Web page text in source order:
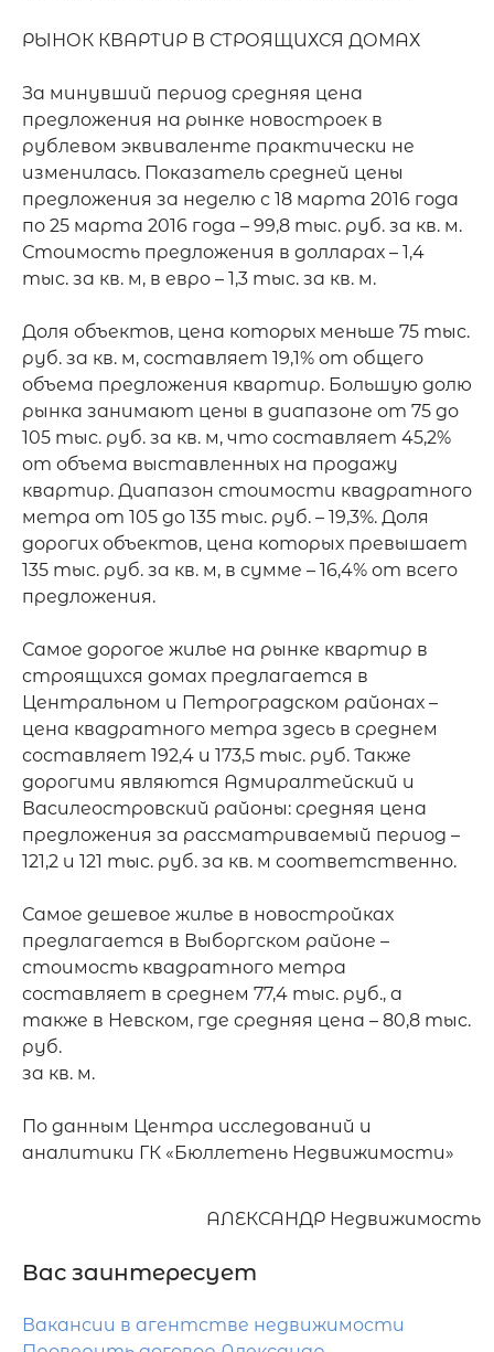
РЫНОК КВАРТИР В СТРОЯЩИХСЯ ДОМАХ
За минувший период средняя цена
предложения на рынке новостроек в
рублевом эквиваленте практически не
изменилась. Показатель средней цены
предложения за неделю с 18 марта 2016 года
по 25 марта 2016 года – 99,8 тыс. руб. за кв. м.
Стоимость предложения в долларах – 1,4
тыс. за кв. м, в евро – 1,3 тыс. за кв. м.
Доля объектов, цена которых меньше 75 тыс.
руб. за кв. м, составляет 19,1% от общего
объема предложения квартир. Большую долю
рынка занимают цены в диапазоне от 75 до
105 тыс. руб. за кв. м, что составляет 45,2%
от объема выставленных на продажу
квартир. Диапазон стоимости квадратного
метра от 105 до 135 тыс. руб. – 19,3%. Доля
дорогих объектов, цена которых превышает
135 тыс. руб. за кв. м, в сумме – 16,4% от всего
предложения.
Самое дорогое жилье на рынке квартир в
строящихся домах предлагается в
Центральном и Петроградском районах –
цена квадратного метра здесь в среднем
составляет 192,4 и 173,5 тыс. руб. Также
дорогими являются Адмиралтейский и
Василеостровский районы: средняя цена
предложения за рассматриваемый период –
121,2 и 121 тыс. руб. за кв. м соответственно.
Самое дешевое жилье в новостройках
предлагается в Выборгском районе –
стоимость квадратного метра
составляет в среднем 77,4 тыс. руб., а
также в Невском, где средняя цена – 80,8 тыс.
руб.
за кв. м.
По данным Центра исследований и
аналитики ГК «Бюллетень Недвижимости»
АЛЕКСАНДР Недвижимость
Вас заинтересует
Вакансии в агентстве недвижимости